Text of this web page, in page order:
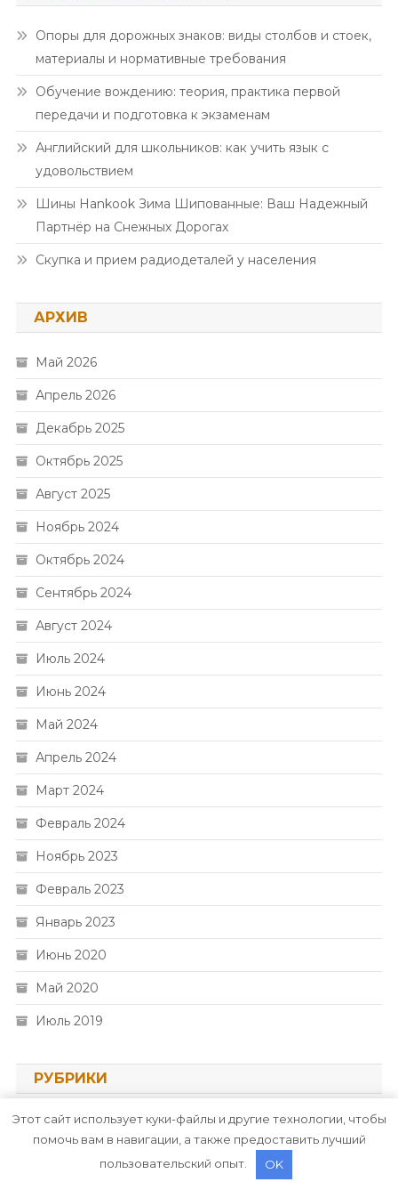
Опоры для дорожных знаков: виды столбов и стоек,
материалы и нормативные требования
Обучение вождению: теория, практика первой
передачи и подготовка к экзаменам
Английский для школьников: как учить язык с
удовольствием
Шины Hankook Зима Шипованные: Ваш Надежный
Партнёр на Снежных Дорогах
Скупка и прием радиодеталей у населения
АРХИВ
Май 2026
Апрель 2026
Декабрь 2025
Октябрь 2025
Август 2025
Ноябрь 2024
Октябрь 2024
Сентябрь 2024
Август 2024
Июль 2024
Июнь 2024
Май 2024
Апрель 2024
Март 2024
Февраль 2024
Ноябрь 2023
Февраль 2023
Январь 2023
Июнь 2020
Май 2020
Июль 2019
РУБРИКИ
Uncategorised
Этот сайт использует куки-файлы и другие технологии, чтобы
помочь вам в навигации, а также предоставить лучший
пользовательский опыт.
OK